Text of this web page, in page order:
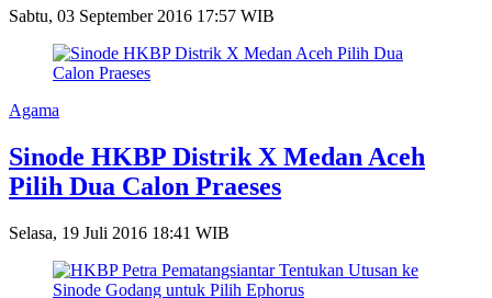
Sabtu, 03 September 2016 17:57 WIB
Agama
Sinode HKBP Distrik X Medan Aceh
Pilih Dua Calon Praeses
Selasa, 19 Juli 2016 18:41 WIB